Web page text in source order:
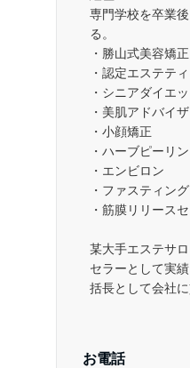
専門学校を卒業
る。
・勝山式美容矯
・認定エステテ
・シニアダイエ
・美肌アドバイ
・小顔矯正
・ハーブピーリ
・エンビロン
・ファスティン
・筋膜リリース
某大手エステサ
セラーとして実
括長として会社
お電話